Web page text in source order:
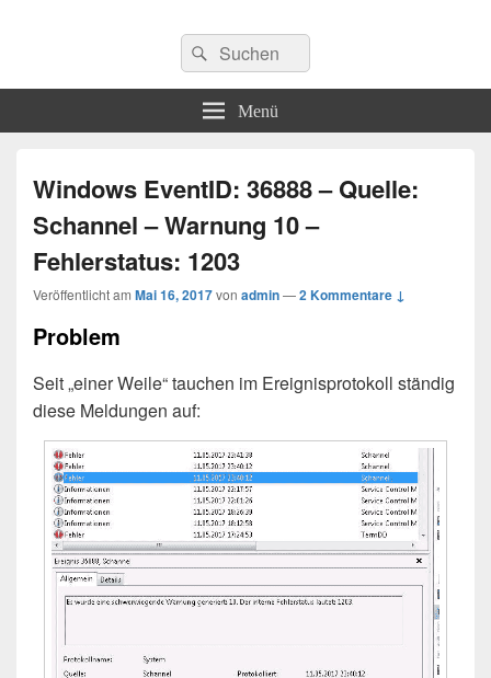
Suchen
nach:
Suchen
Menü
Windows EventID: 36888 – Quelle:
Schannel – Warnung 10 –
Fehlerstatus: 1203
Veröffentlicht am Mai 16, 2017von admin—2 Kommentare ↓
Problem
Seit „einer Weile“ tauchen im Ereignisprotokoll ständig
diese Meldungen auf: